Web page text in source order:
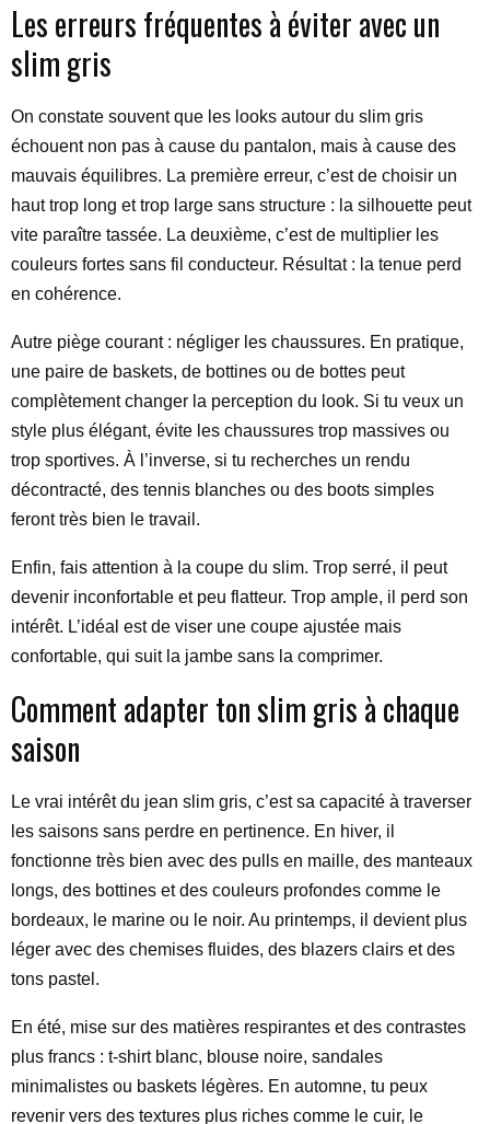
Les erreurs fréquentes à éviter avec un
slim gris
On constate souvent que les looks autour du slim gris
échouent non pas à cause du pantalon, mais à cause des
mauvais équilibres. La première erreur, c’est de choisir un
haut trop long et trop large sans structure : la silhouette peut
vite paraître tassée. La deuxième, c’est de multiplier les
couleurs fortes sans fil conducteur. Résultat : la tenue perd
en cohérence.
Autre piège courant : négliger les chaussures. En pratique,
une paire de baskets, de bottines ou de bottes peut
complètement changer la perception du look. Si tu veux un
style plus élégant, évite les chaussures trop massives ou
trop sportives. À l’inverse, si tu recherches un rendu
décontracté, des tennis blanches ou des boots simples
feront très bien le travail.
Enfin, fais attention à la coupe du slim. Trop serré, il peut
devenir inconfortable et peu flatteur. Trop ample, il perd son
intérêt. L’idéal est de viser une coupe ajustée mais
confortable, qui suit la jambe sans la comprimer.
Comment adapter ton slim gris à chaque
saison
Le vrai intérêt du jean slim gris, c’est sa capacité à traverser
les saisons sans perdre en pertinence. En hiver, il
fonctionne très bien avec des pulls en maille, des manteaux
longs, des bottines et des couleurs profondes comme le
bordeaux, le marine ou le noir. Au printemps, il devient plus
léger avec des chemises fluides, des blazers clairs et des
tons pastel.
En été, mise sur des matières respirantes et des contrastes
plus francs : t-shirt blanc, blouse noire, sandales
minimalistes ou baskets légères. En automne, tu peux
revenir vers des textures plus riches comme le cuir, le